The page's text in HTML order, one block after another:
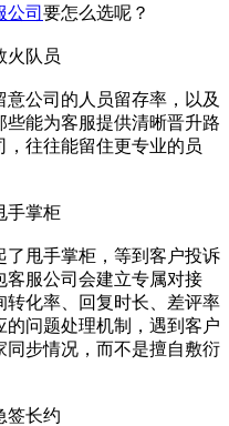
公司 要怎么选呢？
队员
公司的人员留存率，以及
能为客服提供清晰晋升路
往往能留住更专业的员
掌柜
甩手掌柜，等到客户投诉
客服公司会建立专属对接
化率、回复时长、差评率
问题处理机制，遇到客户
同步情况，而不是擅自敷衍
长约